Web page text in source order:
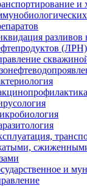
и
разливов
(ЛРН)
и